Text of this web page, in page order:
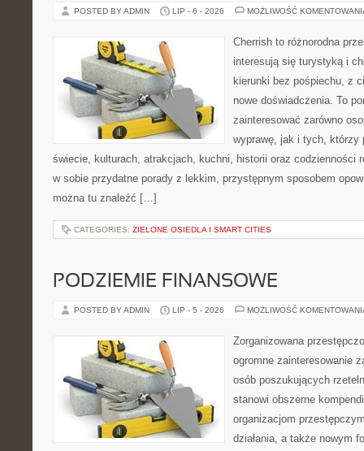
POSTED BY ADMIN LIP - 6 - 2026 MOŻLIWOŚĆ
Cherrish to różnorodna
interesują się turystyką i
kierunki bez pośpiechu, z
nowe doświadczenia. To
zainteresować zarówno
wyprawę, jak i tych, którzy
świecie, kulturach, atrakcjach, kuchni, historii oraz codzienności
w sobie przydatne porady z lekkim, przystępnym sposobem
można tu znaleźć […]
CATEGORIES: ZIELONE OSIEDLA I SMART CITIES
PODZIEMIE FINANSOWE
POSTED BY ADMIN LIP - 5 - 2026 MOŻLIWOŚĆ
Zorganizowana
ogromne zainteresowanie
osób poszukujących
stanowi obszerne
organizacjom
działania, a także nowym